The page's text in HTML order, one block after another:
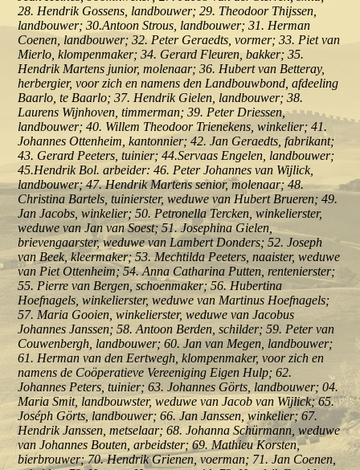
28. Hendrik Gossens, landbouwer; 29. Theodoor Thijssen,
landbouwer; 30.Antoon Strous, landbouwer; 31. Herman
Coenen, landbouwer; 32. Peter Geraedts, vormer; 33. Piet van
Mierlo, klompenmaker; 34. Gerard Fleuren, bakker; 35.
Hendrik Martens junior, molenaar; 36. Hubert van Betteray,
herbergier, voor zich en namens den Landbouwbond, afdeeling
Baarlo, te Baarlo; 37. Hendrik Gielen, landbouwer; 38.
Laurens Wijnhoven, timmerman; 39. Peter Driessen,
landbouwer; 40. Willem Theodoor Trienekens, winkelier; 41.
Johannes Ottenheim, kantonnier; 42. Jan Geraedts, fabrikant;
43. Gerard Peeters, tuinier; 44.Servaas Engelen, landbouwer;
45.Hendrik Bol. arbeider: 46. Peter Johannes van Wijlick,
landbouwer; 47. Hendrik Martens senior, molenaar; 48.
Christina Bartels, tuinierster, weduwe van Hubert Brueren; 49.
Jan Jacobs, winkelier; 50. Petronella Tercken, winkelierster,
weduwe van Jan van Soest; 51. Josephina Gielen,
brievengaarster, weduwe van Lambert Donders; 52. Joseph
van Beek, kleermaker; 53. Mechtilda Peeters, naaister, weduwe
van Piet Ottenheim; 54. Anna Catharina Putten, rentenierster;
55. Pierre van Bergen, schoenmaker; 56. Hubertina
Hoefnagels, winkelierster, weduwe van Martinus Hoefnagels;
57. Maria Gooien, winkelierster, weduwe van Jacobus
Johannes Janssen; 58. Antoon Berden, schilder; 59. Peter van
Couwenbergh, landbouwer; 60. Jan van Megen, landbouwer;
61. Herman van den Eertwegh, klompenmaker, voor zich en
namens de Coöperatieve Vereeniging Eigen Hulp; 62.
Johannes Peters, tuinier; 63. Johannes Görts, landbouwer; 04.
Maria Smit, landbouwster, weduwe van Jacob van Wijlick; 65.
Joséph Görts, landbouwer; 66. Jan Janssen, winkelier; 67.
Hendrik Janssen, metselaar; 68. Johanna Schürmann, weduwe
van Johannes Bouten, arbeidster; 69. Mathieu Korsten,
bierbrouwer; 70. Hendrik Grienen, voerman; 71. Jan Coenen,